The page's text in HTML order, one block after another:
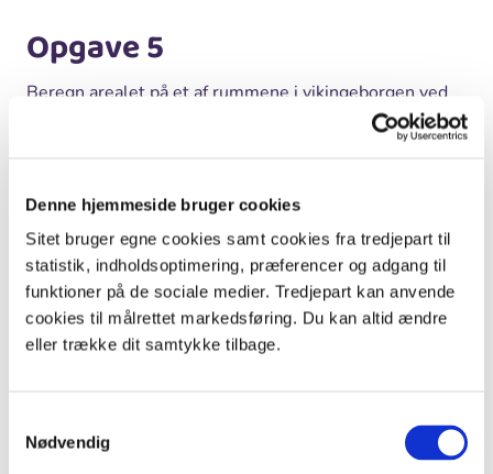
Denne hjemmeside bruger cookies
Sitet bruger egne cookies samt cookies fra tredjepart til
statistik, indholdsoptimering, præferencer og adgang til
funktioner på de sociale medier. Tredjepart kan anvende
cookies til målrettet markedsføring. Du kan altid ændre
eller trække dit samtykke tilbage.
Nødvendig
Opgave 5
Beregn arealet på et af rummene i vikingeborgen ved
Eleverne har en kæp på én meter. Den bruger de til at
et rum, ved at gange siderne med hinanden.